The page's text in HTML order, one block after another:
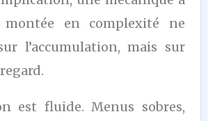
montée en complexité ne
l’accumulation, mais sur
est fluide. Menus sobres,